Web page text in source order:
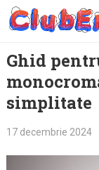
Skip
Ghid
simplitate
17 decembrie 2024